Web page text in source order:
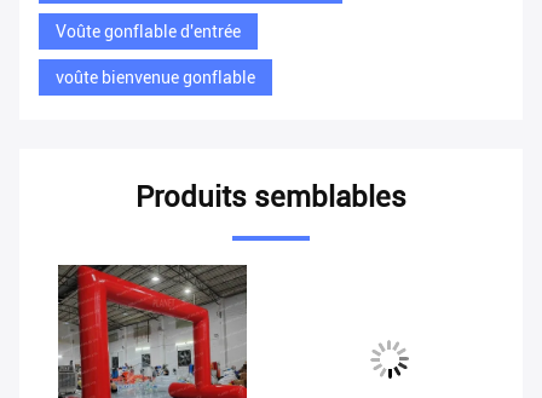
Voûte gonflable d'entrée
voûte bienvenue gonflable
Produits semblables